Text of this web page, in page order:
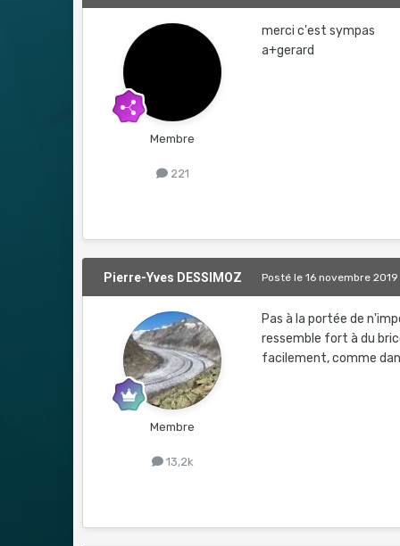
Membre
221
merci c'est sympas
a+gerard
Pierre-Yves DESSIMOZ
Membre
13,2k
Postéle 16 novembre 2019
Pas à la portée de
ressemble fort à du
facilement, comme